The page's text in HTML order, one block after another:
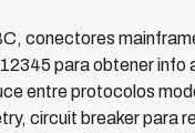
conectores
para obtener
entre protocolos
circuit breaker para